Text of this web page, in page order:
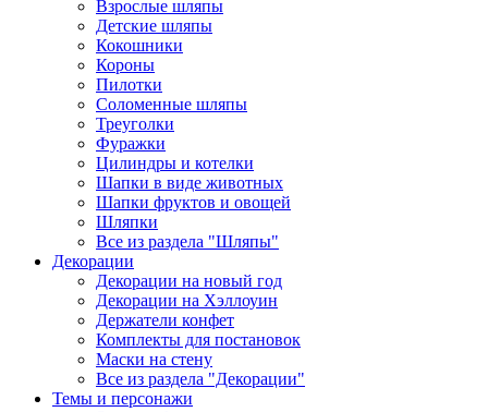
Взрослые шляпы
Детские шляпы
Кокошники
Короны
Пилотки
Соломенные шляпы
Треуголки
Фуражки
Цилиндры и котелки
Шапки в виде животных
Шапки фруктов и овощей
Шляпки
Все из раздела "Шляпы"
Декорации
Декорации на новый год
Декорации на Хэллоуин
Держатели конфет
Комплекты для постановок
Маски на стену
Все из раздела "Декорации"
Темы и персонажи